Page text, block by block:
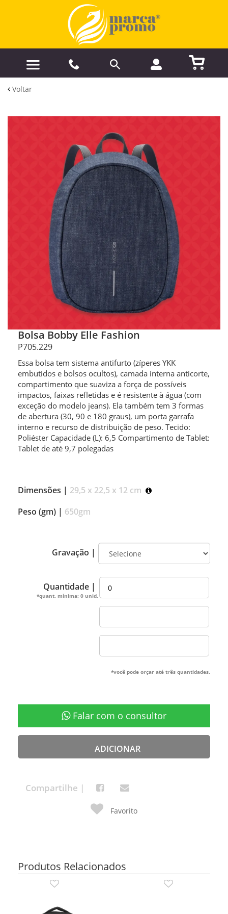
Voltar
Bolsa Bobby Elle Fashion
P705.229
Essa bolsa tem sistema antifurto (zíperes YKK
embutidos e bolsos ocultos), camada interna anticorte,
compartimento que suaviza a força de possíveis
impactos, faixas refletidas e é resistente à água (com
exceção do modelo jeans). Ela também tem 3 formas
de abertura (30, 90 e 180 graus), um porta garrafa
interno e recurso de distribuição de peso. Tecido:
Poliéster Capacidade (L): 6,5 Compartimento de Tablet:
Tablet de até 9,7 polegadas
Dimensões | 29,5 x 22,5 x 12 cm
Peso (gm) | 650gm
Gravação |
Quantidade |
*quant. mínima: 0 unid.
*você pode orçar até três quantidades.
Falar com o consultor
ADICIONAR
Compartilhe |
Favorito
Produtos Relacionados